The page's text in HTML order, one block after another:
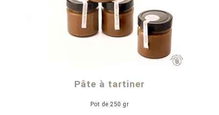
Pâte à tartiner
Pot de 250 gr